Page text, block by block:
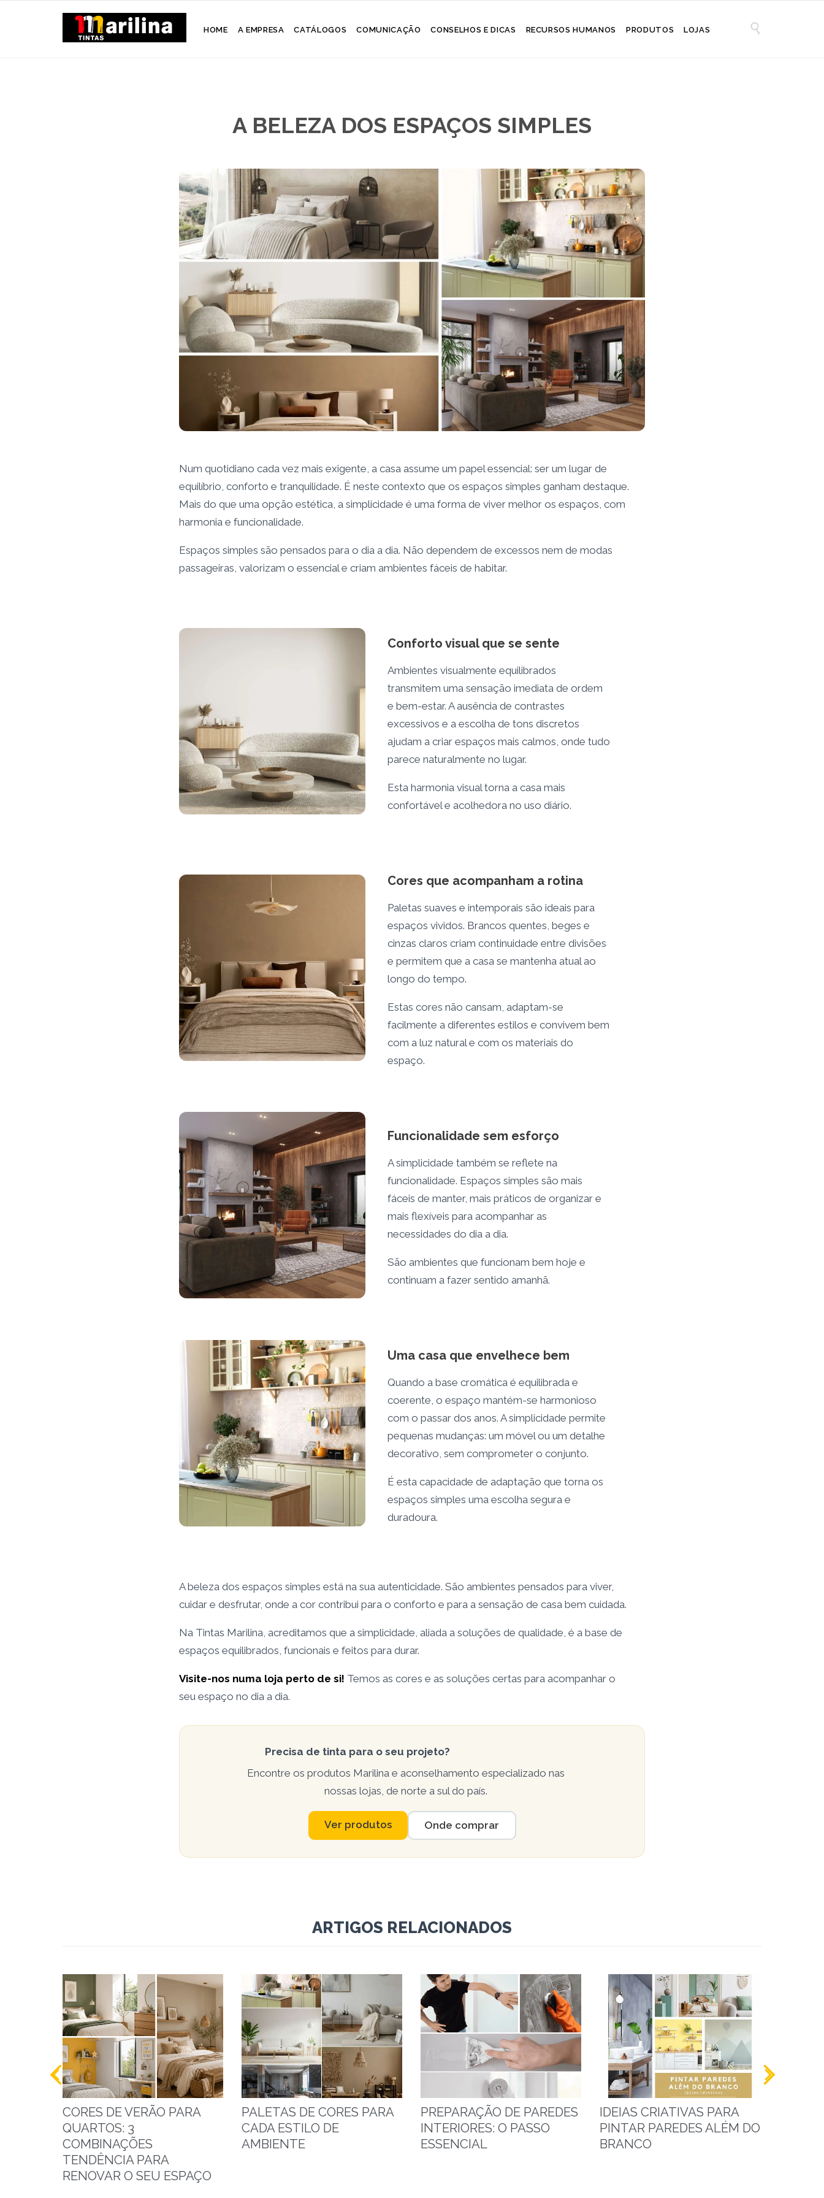
to
HOME A EMPRESA CATÁLOGOS COMUNICAÇÃO CONSELHOS E DICAS RECURSOS HUMANOS PRODUTOS LOJAS 
A BELEZA DOS ESPAÇOS SIMPLES
Num quotidiano cada vez mais exigente, a casa assume um papel essencial: ser um lugar de
equilíbrio, conforto e tranquilidade. É neste contexto que os espaços simples ganham destaque.
Mais do que uma opção estética, a simplicidade é uma forma de viver melhor os espaços, com
harmonia e funcionalidade.
Espaços simples são pensados para o dia a dia. Não dependem de excessos nem de modas
passageiras, valorizam o essencial e criam ambientes fáceis de habitar.
Conforto visual que se sente
Ambientes visualmente equilibrados
transmitem uma sensação imediata de ordem
e bem-estar. A ausência de contrastes
excessivos e a escolha de tons discretos
ajudam a criar espaços mais calmos, onde tudo
parece naturalmente no lugar.
Esta harmonia visual torna a casa mais
confortável e acolhedora no uso diário.
Cores que acompanham a rotina
Paletas suaves e intemporais são ideais para
espaços vividos. Brancos quentes, beges e
cinzas claros criam continuidade entre divisões
e permitem que a casa se mantenha atual ao
longo do tempo.
Estas cores não cansam, adaptam-se
facilmente a diferentes estilos e convivem bem
com a luz natural e com os materiais do
espaço.
Funcionalidade sem esforço
A simplicidade também se reflete na
funcionalidade. Espaços simples são mais
fáceis de manter, mais práticos de organizar e
mais flexíveis para acompanhar as
necessidades do dia a dia.
São ambientes que funcionam bem hoje e
continuam a fazer sentido amanhã.
Uma casa que envelhece bem
Quando a base cromática é equilibrada e
coerente, o espaço mantém-se harmonioso
com o passar dos anos. A simplicidade permite
pequenas mudanças: um móvel ou um detalhe
decorativo, sem comprometer o conjunto.
É esta capacidade de adaptação que torna os
espaços simples uma escolha segura e
duradoura.
A beleza dos espaços simples está na sua autenticidade. São ambientes pensados para viver,
cuidar e desfrutar, onde a cor contribui para o conforto e para a sensação de casa bem cuidada.
Na Tintas Marilina, acreditamos que a simplicidade, aliada a soluções de qualidade, é a base de
espaços equilibrados, funcionais e feitos para durar.
Visite-nos numa loja perto de si! Temos as cores e as soluções certas para acompanhar o
seu espaço no dia a dia.
Precisa de tinta para o seu projeto?
Encontre os produtos Marilina e aconselhamento especializado nas
nossas lojas, de norte a sul do país.
Ver produtos Onde comprar
ARTIGOS RELACIONADOS
CORES DE VERÃO PARA
QUARTOS: 3
COMBINAÇÕES
TENDÊNCIA PARA
RENOVAR O SEU ESPAÇO
PALETAS DE CORES PARA
CADA ESTILO DE
AMBIENTE
PREPARAÇÃO DE PAREDES
INTERIORES: O PASSO
ESSENCIAL
IDEIAS CRIATIVAS PARA
PINTAR PAREDES ALÉM DO
BRANCO